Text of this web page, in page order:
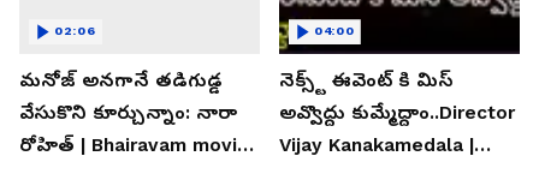
మనోజ్ అనగానే తడిగుడ్డ
వేసుకొని కూర్చున్నాం: నారా
రోహిత్ | Bhairavam movie |
02:06
నెక్స్ట్ ఈవెంట్ కి మిస్
అవ్వొద్దు కుమ్మేద్దాం..Director
Vijay Kanakamedala |
04:00